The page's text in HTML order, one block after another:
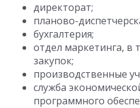
директорат;
планово-
бухгалтерия;
отдел маркетинга, в
закупок;
производственные
служба
программного